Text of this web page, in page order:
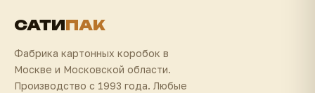
САТИПАК
Фабрика картонных коробок в
Москве и Московской области.
Производство с 1993 года. Любые